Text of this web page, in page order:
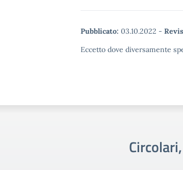
Pubblicato: 03.10.2022 -
Eccetto dove diversamente